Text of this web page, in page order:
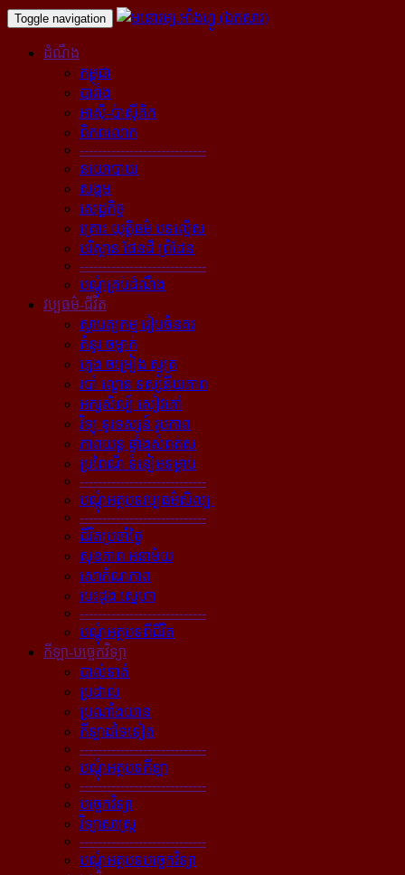
Toggle navigation
ដំណឹង
កម្ពុជា
បារាំង
អាស៊ី-ប៉ាស៊ីភិក
ពិភពលោក
----------------------------
នយោបាយ
សង្គម
សេដ្ឋកិច្ច
គ្រោះ យុត្តិធម៌ បទល្មើស
បរិស្ថាន ផែនដី ព្រំដែន
----------------------------
បណ្ដុំគ្រប់ដំណឹង
វប្បធម៌-ជីវិត
ស្ថាបត្យកម្ម រៀបចំនគរ
គំនូរ ចម្លាក់
ភ្លេង ចម្រៀង ស្មូត្រ
របាំ ល្ខោន ទស្សនីយភាព
អក្សសិល្ប៍ សៀវភៅ
វិទ្យុ ទូរទស្សន៍ រូបភាព
ភាពយន្ដ ផ្ទាំងសំពត់ស
ប្រពៃណី ទំនៀមទម្លាប់
----------------------------
បណ្ដុំអត្ថបទវប្បធម៌សិល្បៈ
----------------------------
ជីវិតប្រចាំថ្ងៃ
សុខភាព អនាម័យ
សោភ័ណភាព
បេះដូង ស្នេហា
----------------------------
បណ្ដុំអត្ថបទពីជីវិត
កីឡា-បច្ចេកវិទ្យា
បាល់ទាត់
ប្រដាល់
ប្រណាំងយាន
កីឡាដទៃទៀត
----------------------------
បណ្ដុំអត្ថបទកីឡា
----------------------------
បច្ចេកវិទ្យា
វិទ្យាសាស្ត្រ
----------------------------
បណ្ដុំអត្ថបទបច្ចេកវិទ្យា